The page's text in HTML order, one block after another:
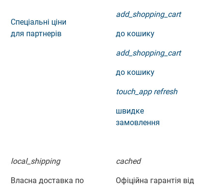
Спеціальні ціни
для партнерів
add_shopping_cart
до кошику
add_shopping_cart
до кошику
touch_app refresh
швидке
замовлення
local_shipping
Власна доставка по
cached
Офіційна гарантія від